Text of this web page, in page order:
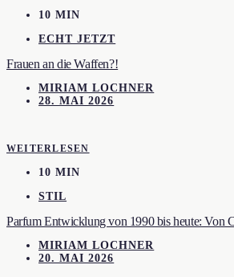
10 MIN
ECHT JETZT
Frauen an die Waffen?!
MIRIAM LOCHNER
28. MAI 2026
WEITERLESEN
10 MIN
STIL
Parfum Entwicklung von 1990 bis heute: Von
MIRIAM LOCHNER
20. MAI 2026